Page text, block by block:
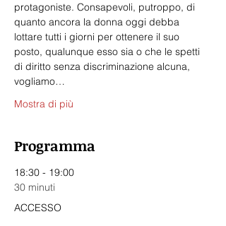
protagoniste. Consapevoli, putroppo, di
quanto ancora la donna oggi debba
lottare tutti i giorni per ottenere il suo
posto, qualunque esso sia o che le spetti
di diritto senza discriminazione alcuna,
vogliamo…
Mostra di più
Programma
18:30 - 19:00
30 minuti
ACCESSO